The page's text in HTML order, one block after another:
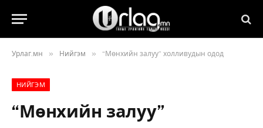
Урлаг.мн » Нийгэм » “Мөнхийн залуу” холливудын одод
НИЙГЭМ
“Мөнхийн залуу”